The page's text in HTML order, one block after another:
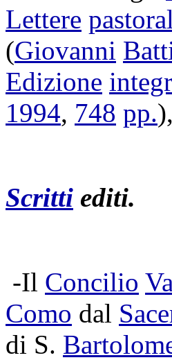
Lettere
(Giovanni
Edizione
1994, 748 pp.
Scritti editi.
-Il Concilio
Como dal
di S.